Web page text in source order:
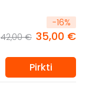
-16%
42,00 € 35,00 €
Pirkti